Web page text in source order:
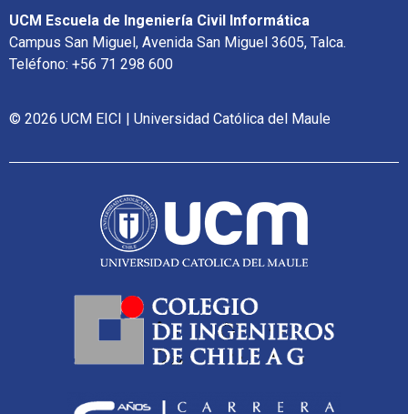
UCM Escuela de Ingeniería Civil Informática
Campus San Miguel, Avenida San Miguel 3605, Talca.
Teléfono: +56 71 298 600
© 2026 UCM EICI | Universidad Católica del Maule